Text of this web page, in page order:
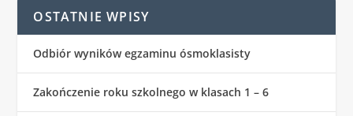
OSTATNIE WPISY
Odbiór wyników egzaminu ósmoklasisty
Zakończenie roku szkolnego w klasach 1 – 6